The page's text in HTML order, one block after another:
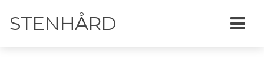
STENHÅRD